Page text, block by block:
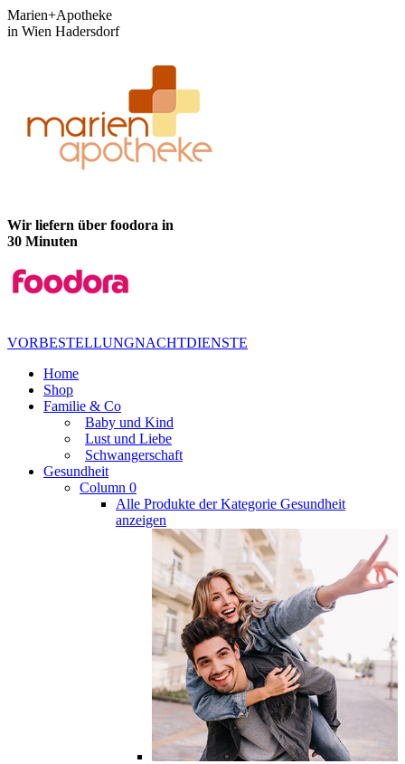
Zum
Inhalt
Marien+Apotheke
in Wien Hadersdorf
Wir liefern über foodora in
30 Minuten
VORBESTELLUNGNACHTDIENSTE
Home
Shop
Familie & Co
Baby und Kind
Lust und Liebe
Schwangerschaft
Gesundheit
Column 0
Alle Produkte der Kategorie Gesundheit
anzeigen